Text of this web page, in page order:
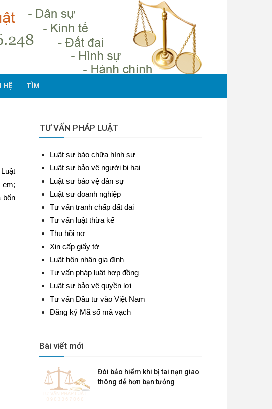
HỆ TÌM
Luật
em;
bổn
TƯ VẤN PHÁP LUẬT
Luật sư bào chữa hình sự
Luật sư bảo vệ người bị hại
Luật sư bảo vệ dân sự
Luật sư doanh nghiệp
Tư vấn tranh chấp đất đai
Tư vấn luật thừa kế
Thu hồi nợ
Xin cấp giấy tờ
Luật hôn nhân gia đình
Tư vấn pháp luật hợp đồng
Luật sư bảo vệ quyền lợi
Tư vấn Đầu tư vào Việt Nam
Đăng ký Mã số mã vạch
Bài viết mới
Đòi bảo hiểm khi bị tai nạn giao
thông dễ hơn bạn tưởng